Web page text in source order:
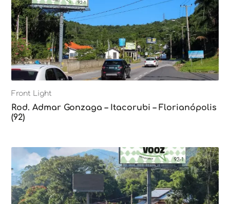
Front Light
Rod. Admar Gonzaga – Itacorubi – Florianópolis
(92)